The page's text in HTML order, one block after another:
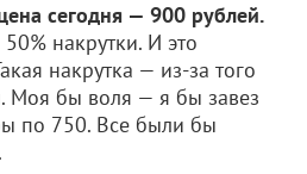
сегодня — 900 рублей.
накрутки. И это
накрутка — из-за того
Моя бы воля — я бы завез
по 750. Все были бы